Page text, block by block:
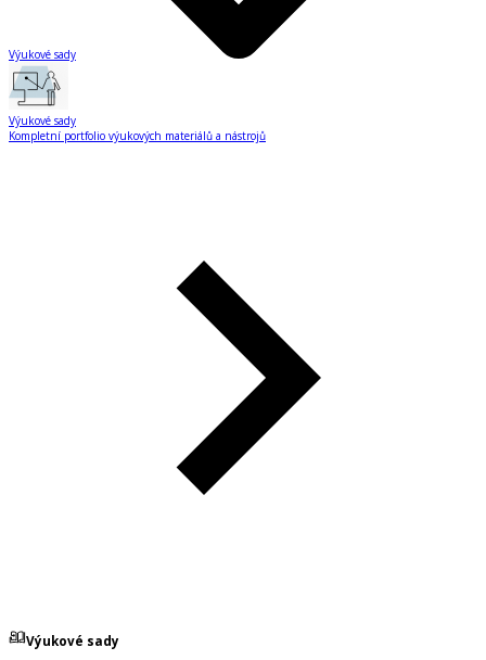
Výukové sady
Výukové sady
Kompletní portfolio výukových materiálů a nástrojů
Výukové sady